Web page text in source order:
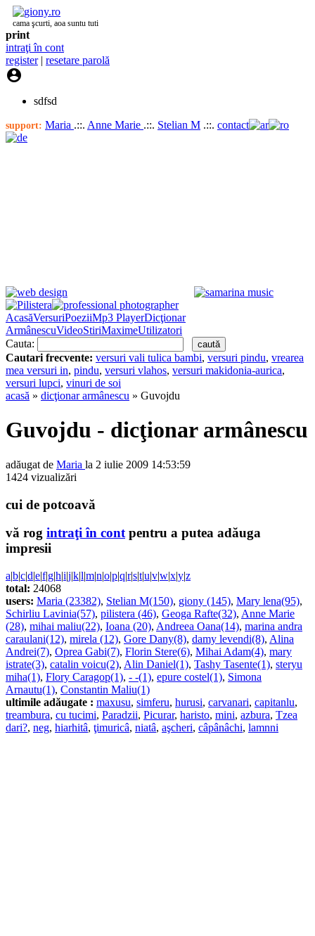
cama şcurti, aoa suntu tuti
print
intraţi în cont
register| resetare parolă

sdfsd
support: Maria .::. Anne Marie .::. Stelian M .::. contact
AcasăVersuriPoeziiMp3 PlayerDicţionar
ArmânescuVideoStiriMaximeUtilizatori
Cauta:
Cautari frecvente: versuri vali tulica bambi, versuri pindu, vrearea
mea versuri in, pindu, versuri vlahos, versuri makidonia-aurica,
versuri lupci, vinuri de soi
acasă » dicţionar armânescu » Guvojdu
Guvojdu - dicţionar armânescu
adăugat de Maria la 2 iulie 2009 14:53:59
1424 vizualizări
cui de potcoavă
vă rog intraţi în contpentru a putea adăuga
impresii
a|b|c|d|e|f|g|h|i|j|k|l|m|n|o|p|q|r|s|t|u|v|w|x|y|z
total: 24068
users: Maria (23382), Stelian M(150), giony (145), Mary lena(95),
Schirliu Lavinia(57), pilistera (46), Geoga Rafte(32), Anne Marie
(28), mihai maliu(22), Ioana (20), Andreea Oana(14), marina andra
caraulani(12), mirela (12), Gore Dany(8), damy levendi(8), Alina
Andrei(7), Oprea Gabi(7), Florin Stere(6), Mihai Adam(4), mary
istrate(3), catalin voicu(2), Alin Daniel(1), Tashy Tasente(1), steryu
miha(1), Flory Caragop(1), - -(1), epure costel(1), Simona
Arnautu(1), Constantin Maliu(1)
ultimile adăugate : maxusu, simferu, hurusi, carvanari, capitanlu,
treambura, cu tucimi, Paradzii, Picurar, haristo, mini, azbura, Tzea
dari?, neg, hiarhitâ, ţimuricâ, niatâ, aşcheri, câpânâchi, lamnni